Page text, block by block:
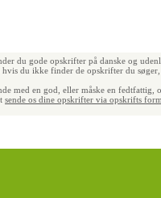
du gode opskrifter på danske og
du ikke finder de opskrifter du
med en god, eller måske en fedtfattig,
sende os dine opskrifter via opskrifts